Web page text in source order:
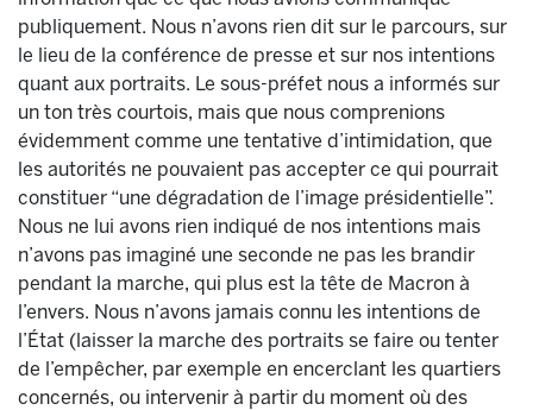
publiquement. Nous n’avons rien dit sur le parcours, sur
le lieu de la conférence de presse et sur nos intentions
quant aux portraits. Le sous-préfet nous a informés sur
un ton très courtois, mais que nous comprenions
évidemment comme une tentative d’intimidation, que
les autorités ne pouvaient pas accepter ce qui pourrait
constituer “une dégradation de l’image présidentielle”.
Nous ne lui avons rien indiqué de nos intentions mais
n’avons pas imaginé une seconde ne pas les brandir
pendant la marche, qui plus est la tête de Macron à
l’envers. Nous n’avons jamais connu les intentions de
l’État (laisser la marche des portraits se faire ou tenter
de l’empêcher, par exemple en encerclant les quartiers
concernés, ou intervenir à partir du moment où des